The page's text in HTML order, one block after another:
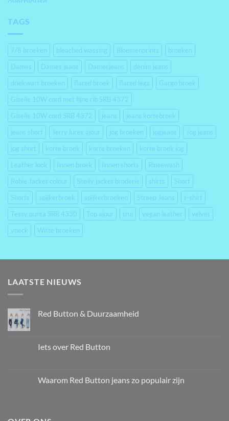
TAGS
7/8 broeken bleached wassing Bloemenprints
broeken
Dames
Dames jeans Damesjeans
denim jeans
driekwart broeken
flared broek flared legs
Gargo broek
Giselle 10W cord met fijne rib SRB 4372
Giselle 10W cord SRB 4372
jeans
jeans kortebroek
jeans short
Jerry lurex ajour jog broeken jogjeans
Jog jeans
jog short
korte broek korte broeken
korte broek jog
Leather look
linnen broek linnen shorts
Rinsewash
Robie Jacket colour
Shelly jacket broderie shirts
Short
Shorts
spijkerbroek spijkerbroeken Streep Jeans
t-shirt
Tessy punta SRB 4330
Top ajour trui vegan leather
velvet
vneck
Witte broeken
LAATSTE NIEUWS
Red Button & Duurzaamheid
Iets over Red Button
Waarom Red Button jeans zo populair zijn